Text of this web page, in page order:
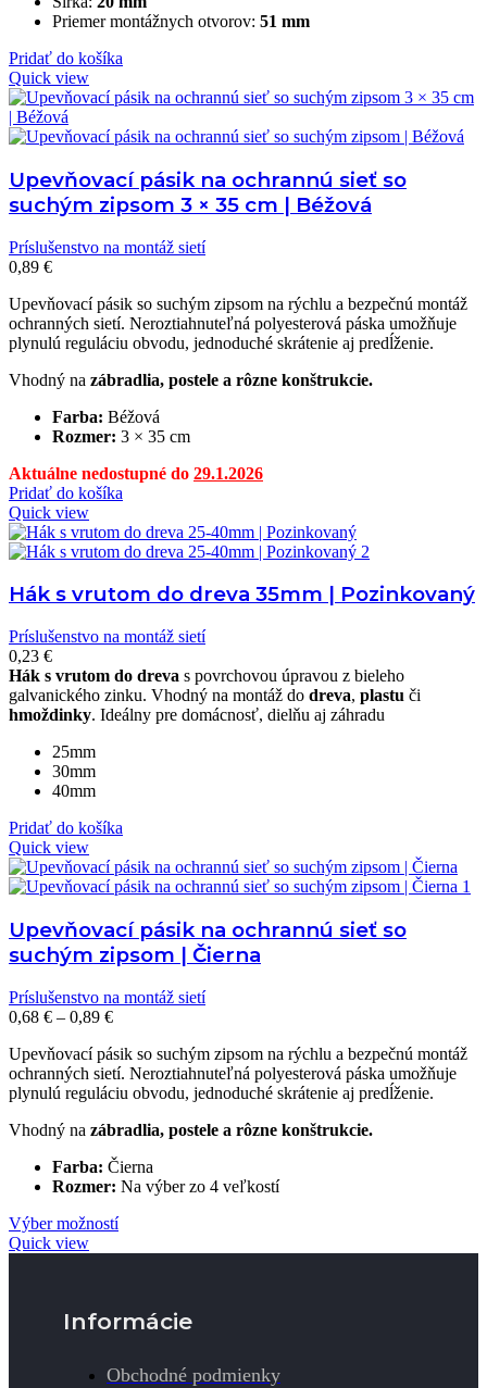
Priemer montážnych otvorov: 51 mm
Pridať do košíka
Quick view
Upevňovací pásik na ochrannú sieť so
suchým zipsom 3 × 35 cm | Béžová
Príslušenstvo na montáž sietí
0,89 €
Upevňovací pásik so suchým zipsom na rýchlu a bezpečnú montáž
ochranných sietí. Neroztiahnuteľná polyesterová páska umožňuje
plynulú reguláciu obvodu, jednoduché skrátenie aj predĺženie.
Vhodný na zábradlia, postele a rôzne konštrukcie.
Farba: Béžová
Rozmer: 3 × 35 cm
Aktuálne nedostupné do 29.1.2026
Pridať do košíka
Quick view
Hák s vrutom do dreva 35mm | Pozinkovaný
Príslušenstvo na montáž sietí
0,23 €
Hák s vrutom do dreva s povrchovou úpravou z bieleho
galvanického zinku. Vhodný na montáž do dreva, plastu či
hmoždinky. Ideálny pre domácnosť, dielňu aj záhradu
25mm
30mm
40mm
Pridať do košíka
Quick view
Upevňovací pásik na ochrannú sieť so
suchým zipsom | Čierna
Príslušenstvo na montáž sietí
0,68 € – 0,89 €Price
0,68 €
through
0,89 €
Upevňovací pásik so suchým zipsom na rýchlu a bezpečnú montáž
ochranných sietí. Neroztiahnuteľná polyesterová páska umožňuje
plynulú reguláciu obvodu, jednoduché skrátenie aj predĺženie.
Vhodný na zábradlia, postele a rôzne konštrukcie.
Farba: Čierna
Rozmer: Na výber zo 4 veľkostí
Výber možností
Quick view
Informácie
Obchodné podmienky